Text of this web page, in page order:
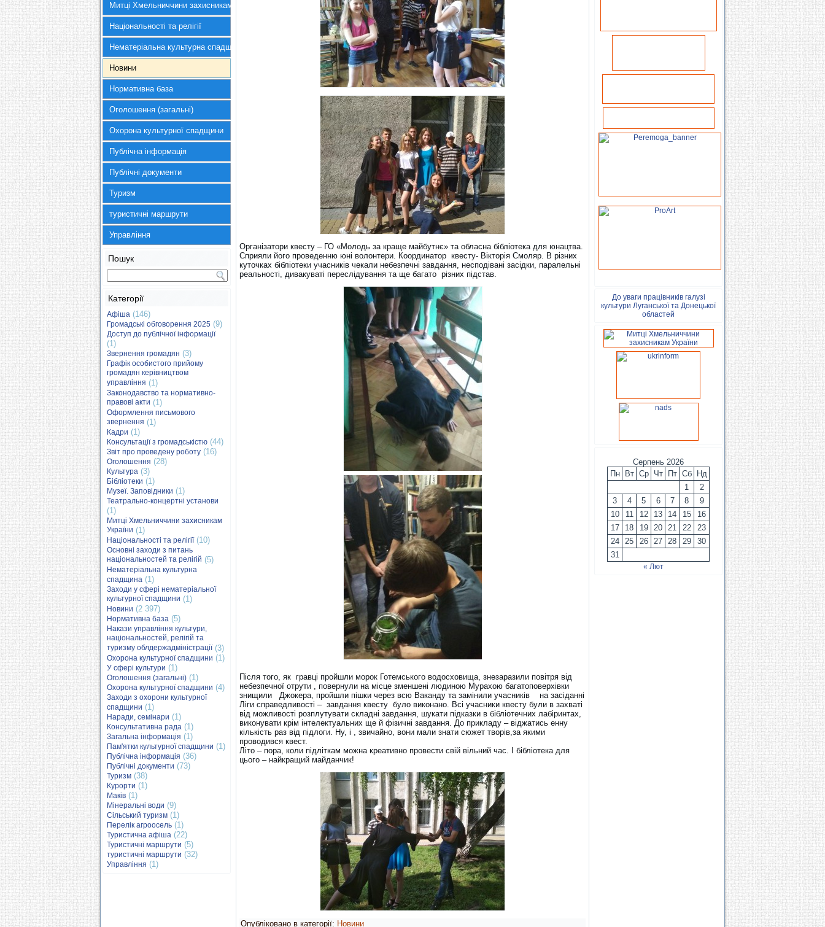
Митці Хмельниччини захисникам України
Національності та релігії
Нематеріальна культурна спадщина
Новини
Нормативна база
Оголошення (загальні)
Охорона культурної спадщини
Публічна інформація
Публічні документи
Туризм
туристичні маршрути
Управління
Пошук
Категорії
Афіша (146)
Громадські обговорення 2025 (9)
Доступ до публічної інформації
(1)
Звернення громадян (3)
Графік особистого прийому
громадян керівництвом
управління (1)
Законодавство та нормативно-
правові акти (1)
Оформлення письмового
звернення (1)
Кадри (1)
Консультації з громадськістю (44)
Звіт про проведену роботу (16)
Оголошення (28)
Культура (3)
Бібліотеки (1)
Музеї. Заповідники (1)
Театрально-концертні установи
(1)
Митці Хмельниччини захисникам
України (1)
Національності та релігії(10)
Основні заходи з питань
національностей та релігій (5)
Нематеріальна культурна
спадщина (1)
Заходи у сфері нематеріальної
культурної спадщини (1)
Новини (2 397)
Нормативна база (5)
Накази управління культури,
національностей, релігій та
туризму облдержадміністрації(3)
Охорона культурної спадщини (1)
У сфері культури (1)
Оголошення (загальні) (1)
Охорона культурної спадщини (4)
Заходи з охорони культурної
спадщини (1)
Наради, семінари (1)
Консультативна рада (1)
Загальна інформація (1)
Пам'ятки культурної спадщини (1)
Публічна інформація (36)
Публічні документи (73)
Туризм (38)
Курорти (1)
Маків (1)
Мінеральні води (9)
Сільський туризм (1)
Перелік агроосель (1)
Туристична афіша (22)
Туристичні маршрути (5)
туристичні маршрути (32)
Управління (1)
Організатори квесту – ГО «Молодь за краще майбутнє» та обласна бібліотека для юнацтва.
Сприяли його проведенню юні волонтери. Координатор квесту- Вікторія Смоляр. В різних
куточках бібліотеки учасників чекали небезпечні завдання, несподівані засідки, паралельні
реальності, дивакуваті переслідування та ще багато різних підстав.
Після того, як гравці пройшли морок Готемського водосховища, знезаразили повітря від
небезпечної отрути , повернули на місце зменшені людиною Мурахою багатоповерхівки
знищили Джокера, пройшли пішки через всю Ваканду та замінили учасників на засіданні
Ліги справедливості – завдання квесту було виконано. Всі учасники квесту були в захваті
від можливості розплутувати складні завдання, шукати підказки в бібліотечних лабіринтах,
виконувати крім інтелектуальних ще й фізичні завдання. До прикладу – віджатись енну
кількість раз від підлоги. Ну, і , звичайно, вони мали знати сюжет творів,за якими
проводився квест.
Літо – пора, коли підліткам можна креативно провести свій вільний час. І бібліотека для
цього – найкращий майданчик!
Опубліковано в категорії: Новини
До уваги працівників галузі
культури Луганської та Донецької
областей
Серпень 2026
Пн
Вт Ср Чт Пт Сб
Нд
1
2
3
4 5 6 7 8
9
10
11 12 13 14 15
16
17
18 19 20 21 22
23
24
25 26 27 28 29
30
31
« Лют